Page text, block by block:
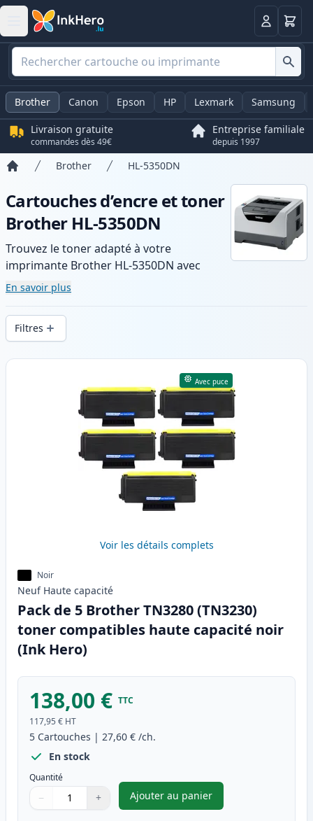
Panier
Brother Canon Epson HP Lexmark Samsung
Livraison gratuite
commandes dès 49€
Entreprise familiale
depuis 1997
Brother HL-5350DN
Cartouches d’encre et toner
Brother HL-5350DN
Trouvez le toner adapté à votre
imprimante Brother HL-5350DN avec
notre gamme de cartouches compatibles
et haute capacité. Profitez d’une qualité
d’impression constante et d’une livraison
rapide depuis un stock local en .
En savoir plus
Filtres
Produits
Avec puce
Voir les détails complets
Noir
Neuf Haute capacité
Pack de 5 Brother TN3280 (TN3230)
toner compatibles haute capacité noir
(Ink Hero)
138,00 € TTC
117,95 € HT
5 Cartouches | 27,60 € /ch.
En stock
Quantité
Quantité
Utilisez les boutons pour ajuster
− +
Quantité
Ajouter au panier
,Pack de 5 Brother TN3280